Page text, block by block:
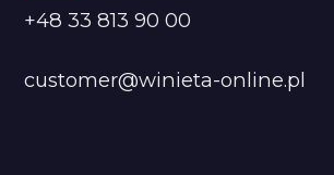
+48 33 813 90 00
customer@winieta-online.pl